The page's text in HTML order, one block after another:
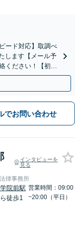
ード対応】取調べ
します【メール予
ください！【初回
でお問い合わせ
インタビューを
見る
律事務所
院前駅
徒歩1
営業時間：09:00
~20:00（平日）